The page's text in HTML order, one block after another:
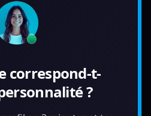
correspond-t-
?